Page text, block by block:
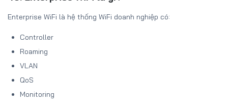
Enterprise WiFi là hệ thống WiFi doanh nghiệp có:
Controller
Roaming
VLAN
QoS
Monitoring